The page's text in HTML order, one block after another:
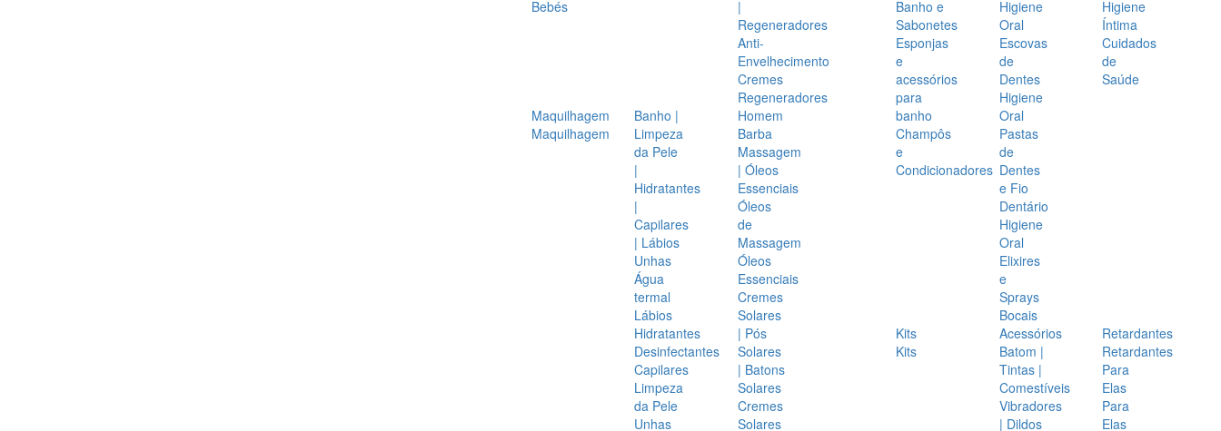
Bebés
|
Regeneradores
Anti-
Envelhecimento
Cremes
Regeneradores
Maquilhagem
Maquilhagem
Banho |
Limpeza
da Pele
|
Hidratantes
|
Capilares
| Lábios
Unhas
Água
termal
Lábios
Hidratantes
Desinfectantes
Capilares
Limpeza
da Pele
Unhas
Homem
Barba
Massagem
| Óleos
Essenciais
Óleos
de
Massagem
Óleos
Essenciais
Cremes
Solares
| Pós
Solares
| Batons
Solares
Cremes
Solares
Banho e
Sabonetes
Esponjas
e
acessórios
para
banho
Champôs
e
Condicionadores
Higiene
Oral
Escovas
de
Dentes
Higiene
Oral
Pastas
de
Dentes
e Fio
Dentário
Higiene
Oral
Elixires
e
Sprays
Bocais
Higiene
Íntima
Cuidados
de
Saúde
Kits
Kits
Acessórios
Batom |
Tintas |
Comestíveis
Vibradores
| Dildos
Retardantes
Retardantes
Para
Elas
Para
Elas